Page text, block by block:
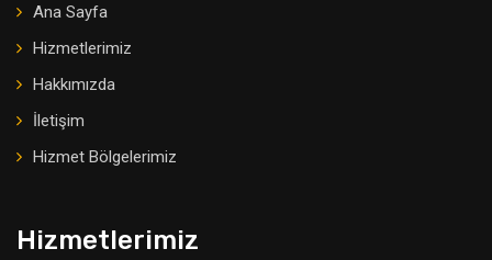
Ana Sayfa
Hizmetlerimiz
Hakkımızda
İletişim
Hizmet Bölgelerimiz
Hizmetlerimiz